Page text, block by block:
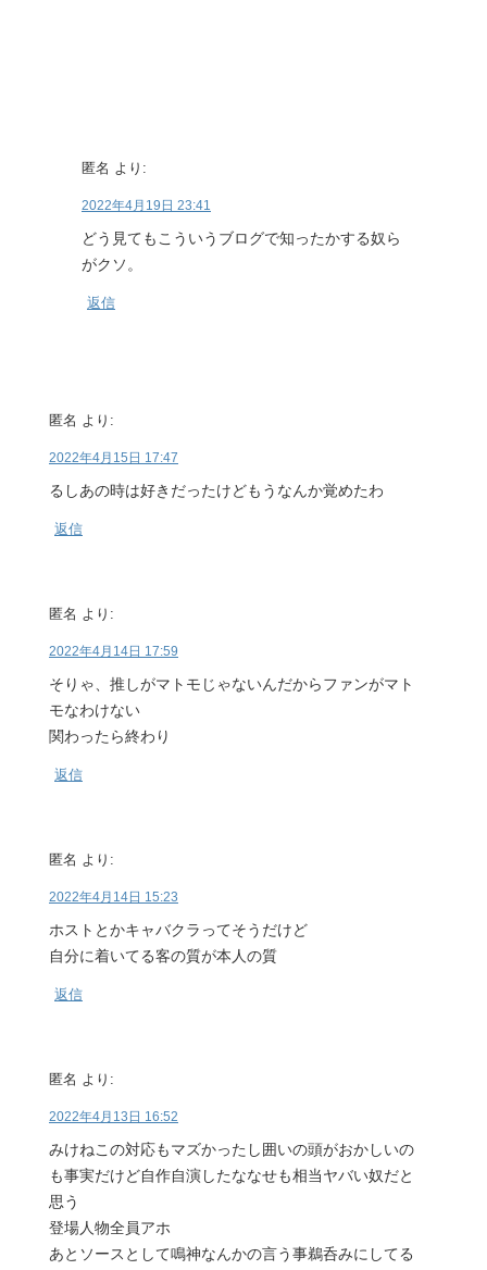
匿名 より:
2022年4月19日 23:41
どう見てもこういうブログで知ったかする奴ら
がクソ。
返信
匿名 より:
2022年4月15日 17:47
るしあの時は好きだったけどもうなんか覚めたわ
返信
匿名 より:
2022年4月14日 17:59
そりゃ、推しがマトモじゃないんだからファンがマト
モなわけない
関わったら終わり
返信
匿名 より:
2022年4月14日 15:23
ホストとかキャバクラってそうだけど
自分に着いてる客の質が本人の質
返信
匿名 より:
2022年4月13日 16:52
みけねこの対応もマズかったし囲いの頭がおかしいの
も事実だけど自作自演したななせも相当ヤバい奴だと
思う
登場人物全員アホ
あとソースとして鳴神なんかの言う事鵜呑みにしてる